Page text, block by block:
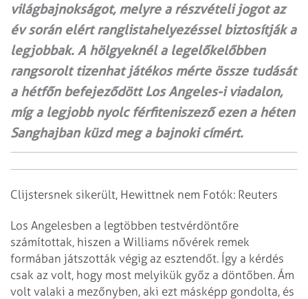
világbajnokságot, melyre a részvételi jogot az
év során elért ranglistahelyezéssel biztosítják a
legjobbak. A hölgyeknél a legelőkelőbben
rangsorolt tizenhat játékos mérte össze tudását
a hétfőn befejeződött Los Angeles-i viadalon,
míg a legjobb nyolc férfiteniszező ezen a héten
Sanghajban küzd meg a bajnoki címért.
Clijstersnek sikerült, Hewittnek nem Fotók: Reuters
Los Angelesben a legtöbben testvérdöntőre
számítottak, hiszen a Williams nővérek remek
formában játszották végig az esztendőt. Így a kérdés
csak az volt, hogy most melyikük győz a döntőben. Ám
volt valaki a mezőnyben, aki ezt másképp gondolta, és